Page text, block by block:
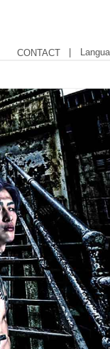
CONTACT |